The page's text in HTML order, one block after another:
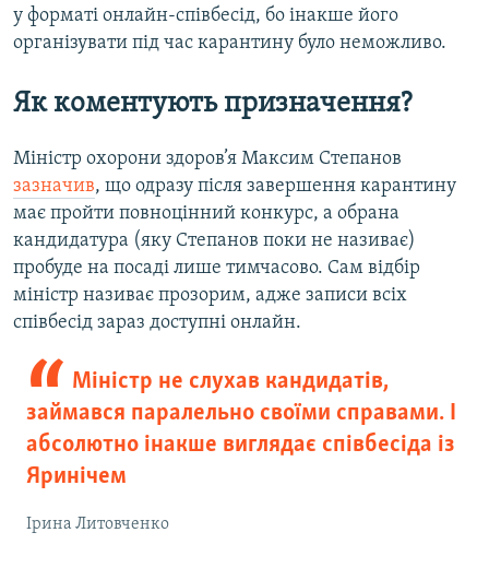
у форматі онлайн-співбесід, бо інакше його
організувати під час карантину було неможливо.
Як коментують призначення?
Міністр охорони здоров’я Максим Степанов
зазначив, що одразу після завершення карантину
має пройти повноцінний конкурс, а обрана
кандидатура (яку Степанов поки не називає)
пробуде на посаді лише тимчасово. Сам відбір
міністр називає прозорим, адже записи всіх
співбесід зараз доступні онлайн.
Міністр не слухав кандидатів,
займався паралельно своїми справами. І
абсолютно інакше виглядає співбесіда із
Яринічем
Ірина Литовченко